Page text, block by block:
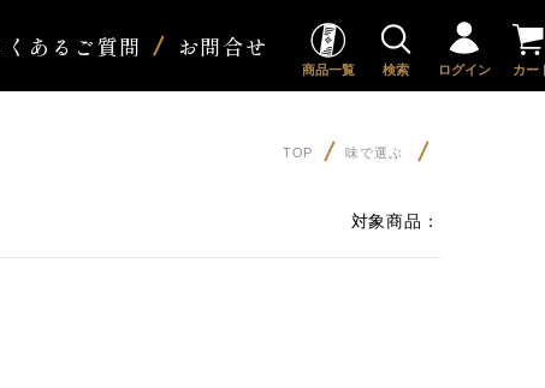
くあるご質問 お問合せ
商品一覧 検索 ログイン カー
TOP 味で選ぶ
対象商品：